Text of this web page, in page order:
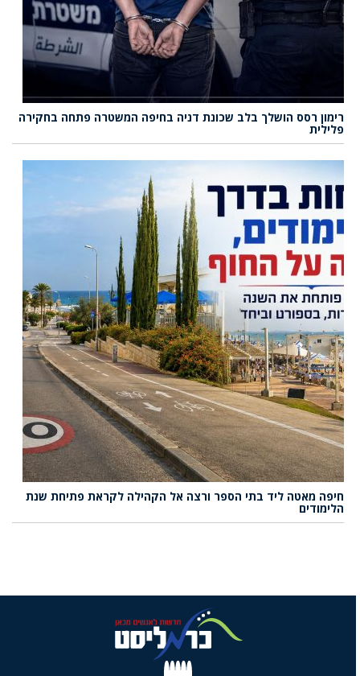
רימון רסס הושלך בלב שכונת דניה בחיפה המשטרה פתחה בחקירה
פלילית
חיפה מאטה ליד בתי הספר ורצה אל הקהילה לקראת פתיחת שנת
הלימודים